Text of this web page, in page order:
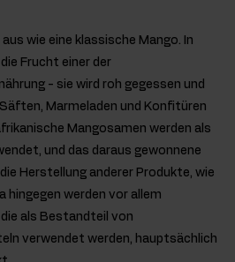
wie eine klassische Mango. In
Frucht einer der
- sie wird roh gegessen und
Marmeladen und Konfitüren
Mangosamen werden als
und das daraus gewonnene
Herstellung anderer Produkte, wie
hingegen werden vor allem
als Bestandteil von
verwendet werden, hauptsächlich